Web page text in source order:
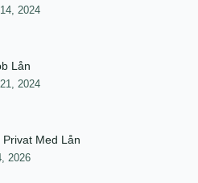
2024
Lån
2024
Privat Med Lån
2026